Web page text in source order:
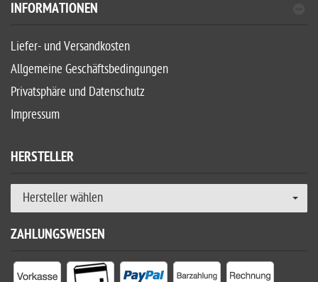
INFORMATIONEN
Liefer- und Versandkosten
Allgemeine Geschäftsbedingungen
Privatsphäre und Datenschutz
Impressum
HERSTELLER
Hersteller wählen
ZAHLUNGSWEISEN